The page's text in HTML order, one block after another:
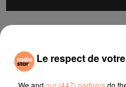
Une comédie d’Eric
moniteur de colonie
Le respect de
We and our (447) partnersdo